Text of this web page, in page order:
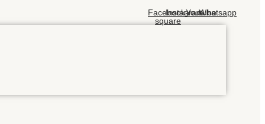
Facebook-
square
Instagram
Youtube
Whatsapp